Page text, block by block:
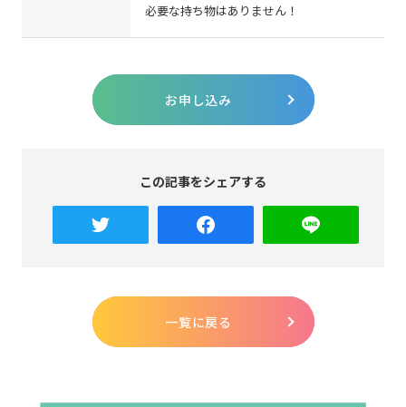
必要な持ち物はありません！
お申し込み
この記事をシェアする
一覧に戻る